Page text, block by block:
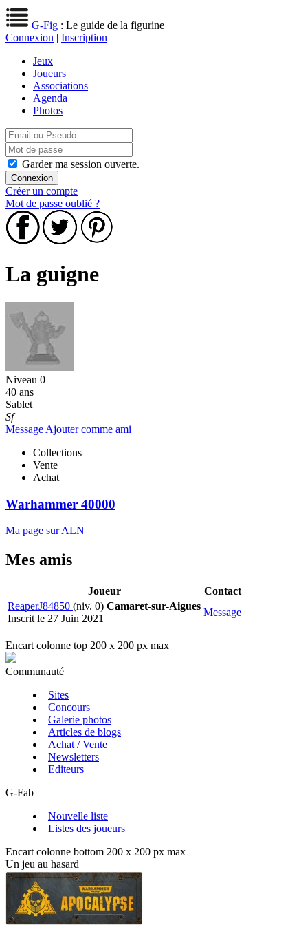
G-Fig : Le guide de la figurine
Connexion | Inscription
Jeux
Joueurs
Associations
Agenda
Photos
Garder ma session ouverte.
Créer un compte
Mot de passe oublié ?
La guigne
Niveau 0
40 ans
Sablet
Sf
Message Ajouter comme ami
Collections
Vente
Achat
Warhammer 40000
Ma page sur ALN
Mes amis
Joueur
Contact
ReaperJ84850 (niv. 0) Camaret-sur-Aigues
Inscrit le 27 Juin 2021
Message
Encart colonne top 200 x 200 px max
Communauté
Sites
Concours
Galerie photos
Articles de blogs
Achat / Vente
Newsletters
Editeurs
G-Fab
Nouvelle liste
Listes des joueurs
Encart colonne bottom 200 x 200 px max
Un jeu au hasard